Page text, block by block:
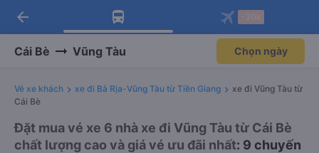
Tải app Vexere ngay!
Nhận ưu đãi thành viên độc
Mở app
Tải app Vexere
-30k/ghế khi đặt vé máy bay qua
Mở app
arrow_back
Cái Bè Vũng Tàu Chọn ngày
Vé xe khách xe đi Bà Rịa-Vũng Tàu từ Tiền Giang
xe đi Vũng Tàu từ
Cái Bè
Đặt mua vé xe 6 nhà xe đi Vũng Tàu từ Cái Bè
chất lượng cao và giá vé ưu đãi nhất: 9 chuyến